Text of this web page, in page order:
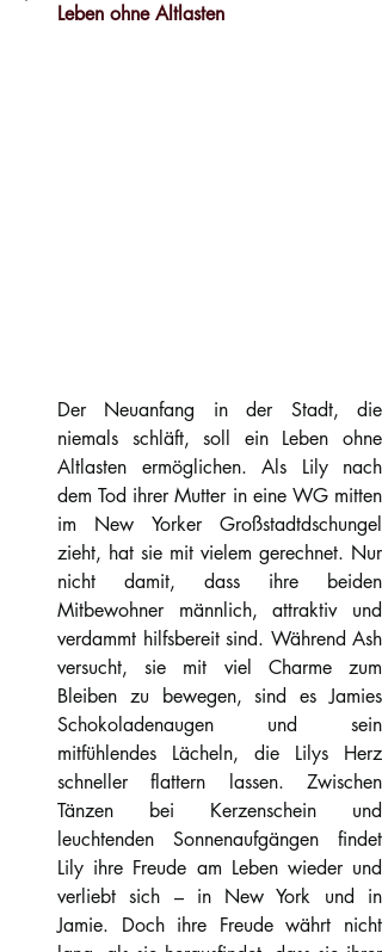
Leben ohne Altlasten
Der Neuanfang in der Stadt, die
niemals schläft, soll ein Leben ohne
Altlasten ermöglichen. Als Lily nach
dem Tod ihrer Mutter in eine WG mitten
im New Yorker Großstadtdschungel
zieht, hat sie mit vielem gerechnet. Nur
nicht damit, dass ihre beiden
Mitbewohner männlich, attraktiv und
verdammt hilfsbereit sind. Während Ash
versucht, sie mit viel Charme zum
Bleiben zu bewegen, sind es Jamies
Schokoladenaugen und sein
mitfühlendes Lächeln, die Lilys Herz
schneller flattern lassen. Zwischen
Tänzen bei Kerzenschein und
leuchtenden Sonnenaufgängen findet
Lily ihre Freude am Leben wieder und
verliebt sich – in New York und in
Jamie. Doch ihre Freude währt nicht